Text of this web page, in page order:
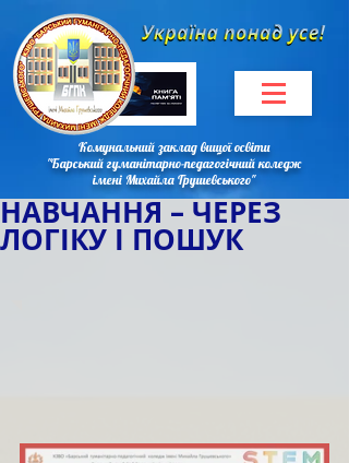
Комунальний заклад вищої освіти
"Барський гуманітарно-педагогічний коледж
імені Михайла Грушевського"
НАВЧАННЯ – ЧЕРЕЗ
ЛОГІКУ І ПОШУК